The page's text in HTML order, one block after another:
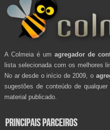
A Colmeia é um agregador de
lista selecionada com os melhores
No ar desde o início de 2009, o
sugestões de conteúdo de qualquer
material publicado.